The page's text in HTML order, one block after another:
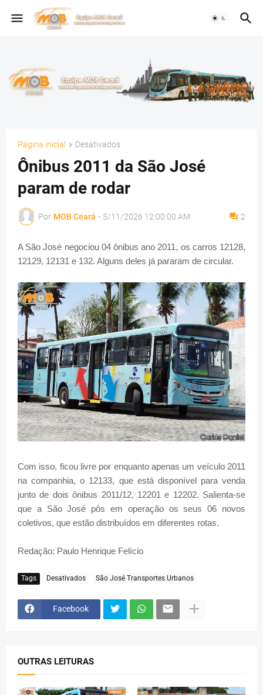
Página inicial Desativados
Ônibus 2011 da São José
param de rodar
Por MOB Ceará - 5/11/2026 12:00:00 AM 2
A São José negociou 04 ônibus ano 2011, os carros 12128,
12129, 12131 e 132. Alguns deles já pararam de circular.
Com isso, ficou livre por enquanto apenas um veículo 2011
na companhia, o 12133, que está disponível para venda
junto de dois ônibus 2011/12, 12201 e 12202. Salienta-se
que a São José pôs em operação os seus 06 novos
coletivos, que estão distribuídos em diferentes rotas.
Redação: Paulo Henrique Felício
Tags Desativados São José Transportes Urbanos
Facebook
OUTRAS LEITURAS